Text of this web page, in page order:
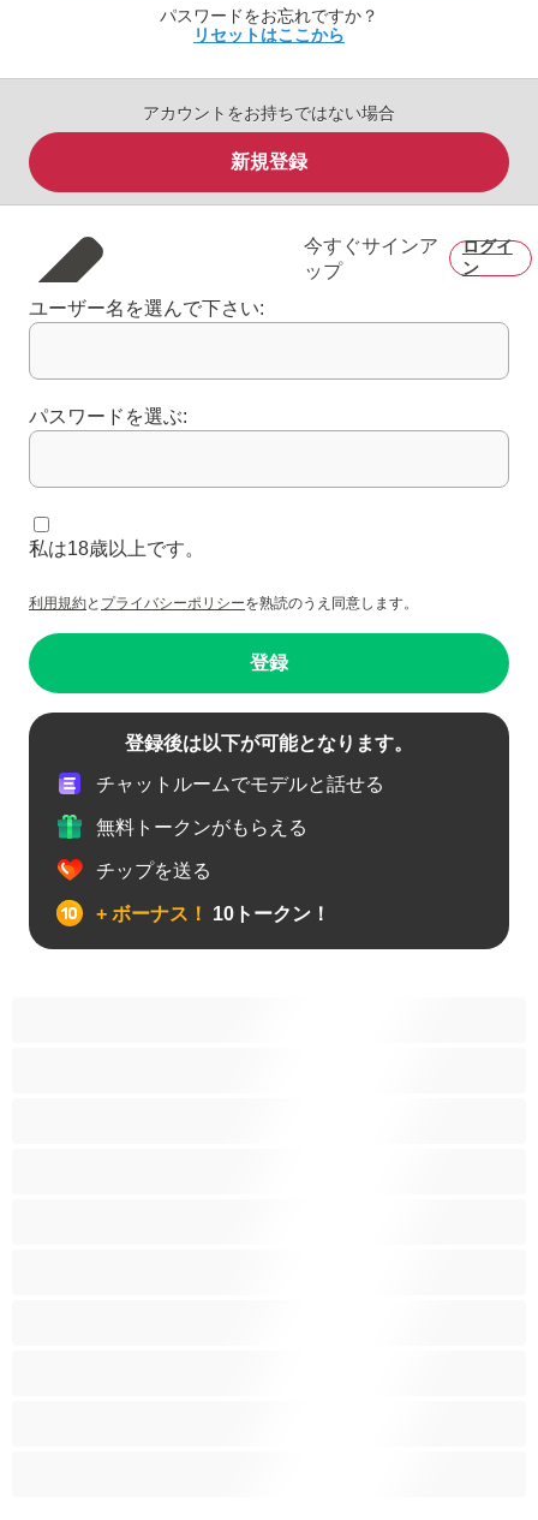
パスワードをお忘れですか？
リセットはここから
アカウントをお持ちではない場合
新規登録
今すぐサインア
ップ
ログイ
ン
ユーザー名を選んで下さい:
パスワードを選ぶ:
私は18歳以上です。
利用規約と プライバシーポリシーを熟読のうえ同意します。
登録
登録後は以下が可能となります。
チャットルームでモデルと話せる
無料トークンがもらえる
チップを送る
+ ボーナス！ 10トークン！